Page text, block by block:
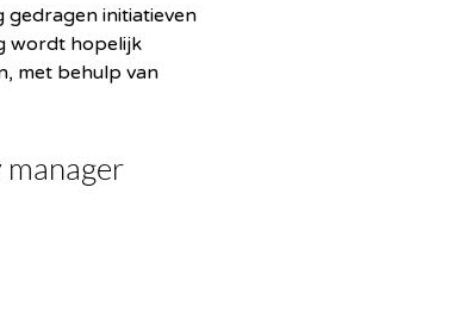
gedragen initiatieven
wordt hopelijk
met behulp van
manager